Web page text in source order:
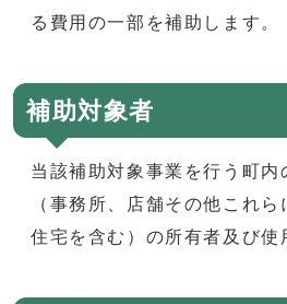
る費用の一部を補助します。
補助対象者
当該補助対象事業を行う町内
（事務所、店舗その他これ
住宅を含む）の所有者及び使